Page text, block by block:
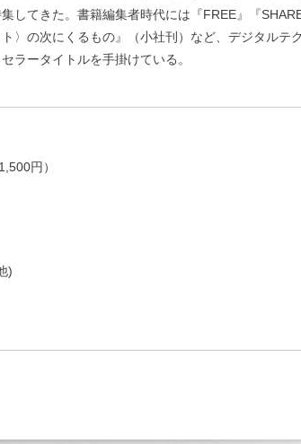
してきた。書籍編集者時代には『FREE』『
〉の次にくるもの』（小社刊）など、デジタルテ
ラータイトルを手掛けている。
円）
)